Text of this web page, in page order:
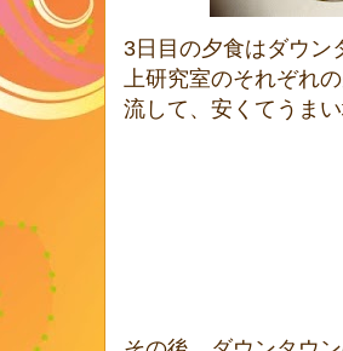
3日目の夕食はダウ
上研究室のそれぞれ
流して、安くてうま